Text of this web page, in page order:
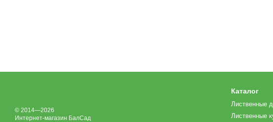
© 2014—2026
Интернет-магазин БалСад
Каталог
Лиственные
Лиственные